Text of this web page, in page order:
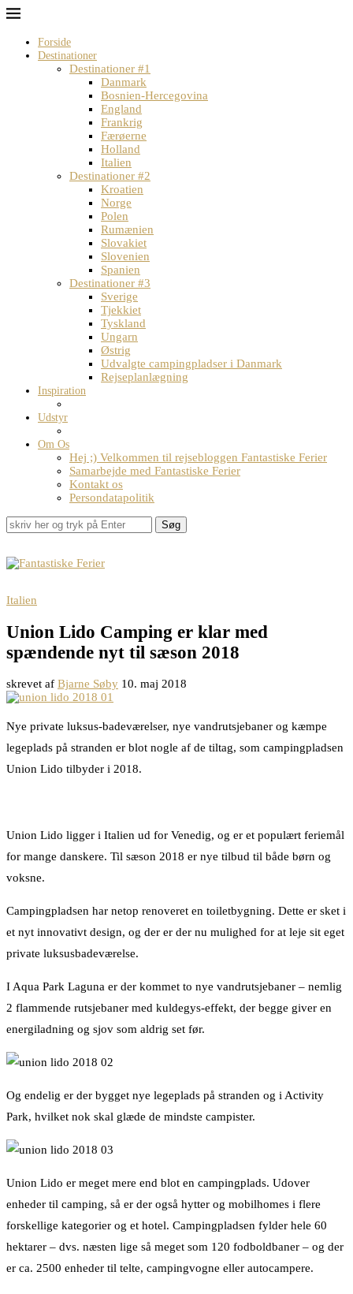
Forside
Destinationer
Destinationer #1
Danmark
Bosnien-Hercegovina
England
Frankrig
Færøerne
Holland
Italien
Destinationer #2
Kroatien
Norge
Polen
Rumænien
Slovakiet
Slovenien
Spanien
Destinationer #3
Sverige
Tjekkiet
Tyskland
Ungarn
Østrig
Udvalgte campingpladser i Danmark
Rejseplanlægning
Inspiration
Udstyr
Om Os
Hej ;) Velkommen til rejsebloggen Fantastiske Ferier
Samarbejde med Fantastiske Ferier
Kontakt os
Persondatapolitik
Søg
Italien
Union Lido Camping er klar med
spændende nyt til sæson 2018
skrevet af Bjarne Søby 10. maj 2018
Nye private luksus-badeværelser, nye vandrutsjebaner og kæmpe
legeplads på stranden er blot nogle af de tiltag, som campingpladsen
Union Lido tilbyder i 2018.
Union Lido ligger i Italien ud for Venedig, og er et populært feriemål
for mange danskere. Til sæson 2018 er nye tilbud til både børn og
voksne.
Campingpladsen har netop renoveret en toiletbygning. Dette er sket i
et nyt innovativt design, og der er der nu mulighed for at leje sit eget
private luksusbadeværelse.
I Aqua Park Laguna er der kommet to nye vandrutsjebaner – nemlig
2 flammende rutsjebaner med kuldegys-effekt, der begge giver en
energiladning og sjov som aldrig set før.
Og endelig er der bygget nye legeplads på stranden og i Activity
Park, hvilket nok skal glæde de mindste campister.
Union Lido er meget mere end blot en campingplads. Udover
enheder til camping, så er der også hytter og mobilhomes i flere
forskellige kategorier og et hotel. Campingpladsen fylder hele 60
hektarer – dvs. næsten lige så meget som 120 fodboldbaner – og der
er ca. 2500 enheder til telte, campingvogne eller autocampere.